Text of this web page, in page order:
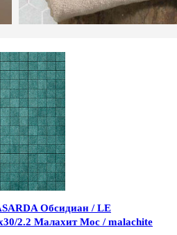
Обсидиан / LE
2.2 Малахит Мос / malachite